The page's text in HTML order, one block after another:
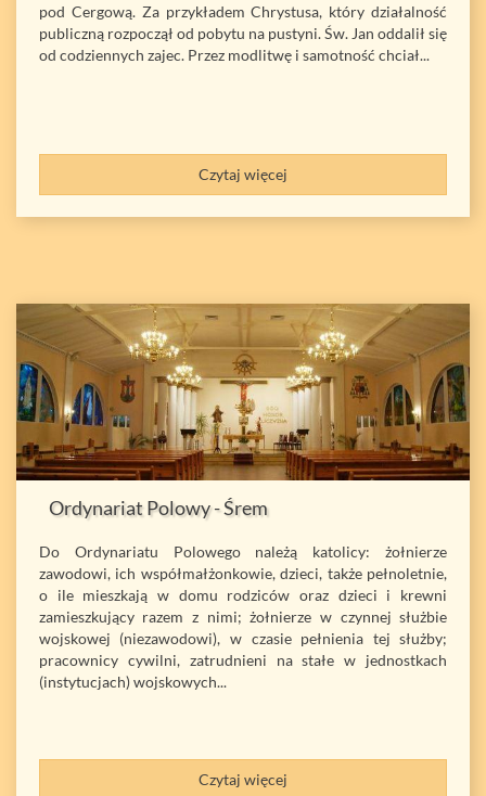
pod Cergową. Za przykładem Chrystusa, który działalność
publiczną rozpoczął od pobytu na pustyni. Św. Jan oddalił się
od codziennych zajec. Przez modlitwę i samotność chciał...
Czytaj więcej
Ordynariat Polowy - Śrem
Do Ordynariatu Polowego należą katolicy: żołnierze
zawodowi, ich współmałżonkowie, dzieci, także pełnoletnie,
o ile mieszkają w domu rodziców oraz dzieci i krewni
zamieszkujący razem z nimi; żołnierze w czynnej służbie
wojskowej (niezawodowi), w czasie pełnienia tej służby;
pracownicy cywilni, zatrudnieni na stałe w jednostkach
(instytucjach) wojskowych...
Czytaj więcej